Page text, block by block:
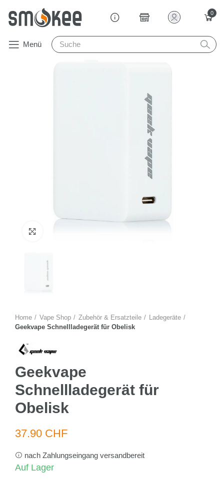
0
Menü
Home Vape Shop Zubehör & Ersatzteile
Ladegeräte
Geekvape Schnellladegerät für Obelisk
Geekvape
Schnellladegerät für
Obelisk
37.90 CHF
nach Zahlungseingang versandbereit
Auf Lager